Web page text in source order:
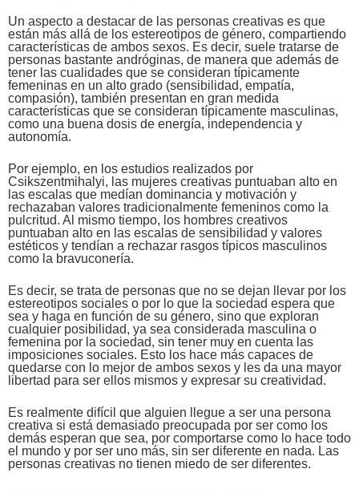
Un aspecto a destacar de las personas creativas es que
están más allá de los estereotipos de género, compartiendo
características de ambos sexos. Es decir, suele tratarse de
personas bastante andróginas, de manera que además de
tener las cualidades que se consideran típicamente
femeninas en un alto grado (sensibilidad, empatía,
compasión), también presentan en gran medida
características que se consideran típicamente masculinas,
como una buena dosis de energía, independencia y
autonomía.
Por ejemplo, en los estudios realizados por
Csikszentmihalyi, las mujeres creativas puntuaban alto en
las escalas que medían dominancia y motivación y
rechazaban valores tradicionalmente femeninos como la
pulcritud. Al mismo tiempo, los hombres creativos
puntuaban alto en las escalas de sensibilidad y valores
estéticos y tendían a rechazar rasgos típicos masculinos
como la bravuconería.
Es decir, se trata de personas que no se dejan llevar por los
estereotipos sociales o por lo que la sociedad espera que
sea y haga en función de su género, sino que exploran
cualquier posibilidad, ya sea considerada masculina o
femenina por la sociedad, sin tener muy en cuenta las
imposiciones sociales. Esto los hace más capaces de
quedarse con lo mejor de ambos sexos y les da una mayor
libertad para ser ellos mismos y expresar su creatividad.
Es realmente difícil que alguien llegue a ser una persona
creativa si está demasiado preocupada por ser como los
demás esperan que sea, por comportarse como lo hace todo
el mundo y por ser uno más, sin ser diferente en nada. Las
personas creativas no tienen miedo de ser diferentes.